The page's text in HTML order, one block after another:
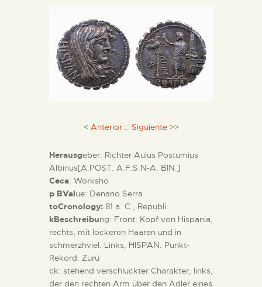
DIGITALE RESSOURCEN
DEUTSCH
< Anterior :: Siguiente>>
Herausgeber: Richter Aulus Postumius
Albinus[A.POST. A.F.S.N-A. BIN.]
Ceca: Worksho
p BValue: Denario Serra
toCronology: 81 a. C., Republi
kBeschreibung: Front: Kopf von Hispania,
rechts, mit lockeren Haaren und in
schmerzhviel. Links, HISPAN. Punkt-
Rekord. Zurü
ck: stehend verschluckter Charakter, links,
der den rechten Arm über den Adler eines